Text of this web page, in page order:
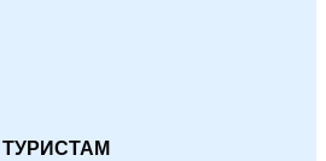
ТУРИСТАМ